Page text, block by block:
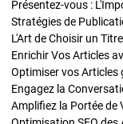
Présentez-vous :
L'Art de Choisir un
Optimiser vos Articles
Engagez la
Amplifiez la Portée de